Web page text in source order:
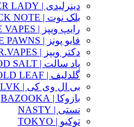
دینرلیدی | DINNER LADY
بلک نوت | BLACK NOTE
رایپ ویپز | RIPE VAPES
فایو پونز | FIVE PAWNS
دکتر ویپز | DR.VAPES
پاد سالت | POD SALT
گلدلیف | GOLD LEAF
بی ال وی کی | BLVK
بازوکا | BAZOOKA
نستی | NASTY
توکیو | TOKYO